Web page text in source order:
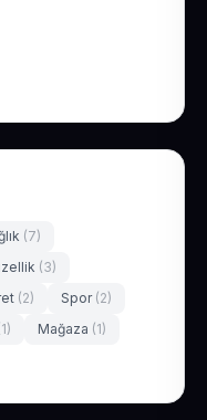
(7)
(3)
(2) Spor (2)
Mağaza (1)